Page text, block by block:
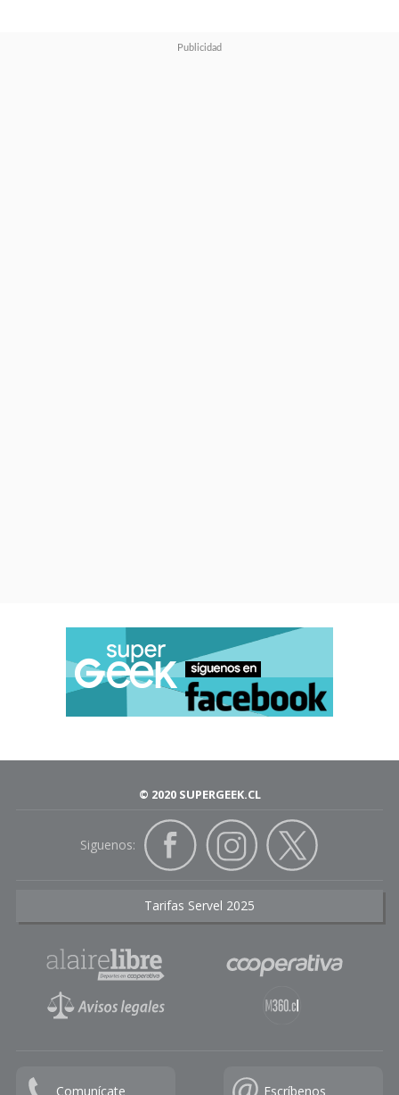
© 2020 SUPERGEEK.CL
Siguenos:
Tarifas Servel 2025
Comunícate Escríbenos